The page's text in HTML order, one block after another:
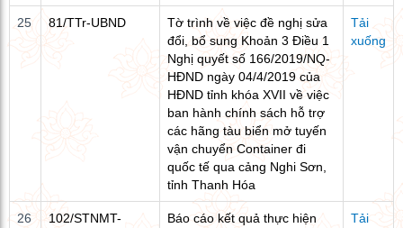
25 81/TTr-UBND
Tờ trình về việc đề nghị sửa
đổi, bổ sung Khoản 3 Điều 1
Nghị quyết số 166/2019/NQ-
HĐND ngày 04/4/2019 của
HĐND tỉnh khóa XVII về việc
ban hành chính sách hỗ trợ
các hãng tàu biển mở tuyến
vận chuyển Container đi
quốc tế qua cảng Nghi Sơn,
tỉnh Thanh Hóa
Tải
xuống
26
102/STNMT-
Báo cáo kết quả thực hiện
Tải